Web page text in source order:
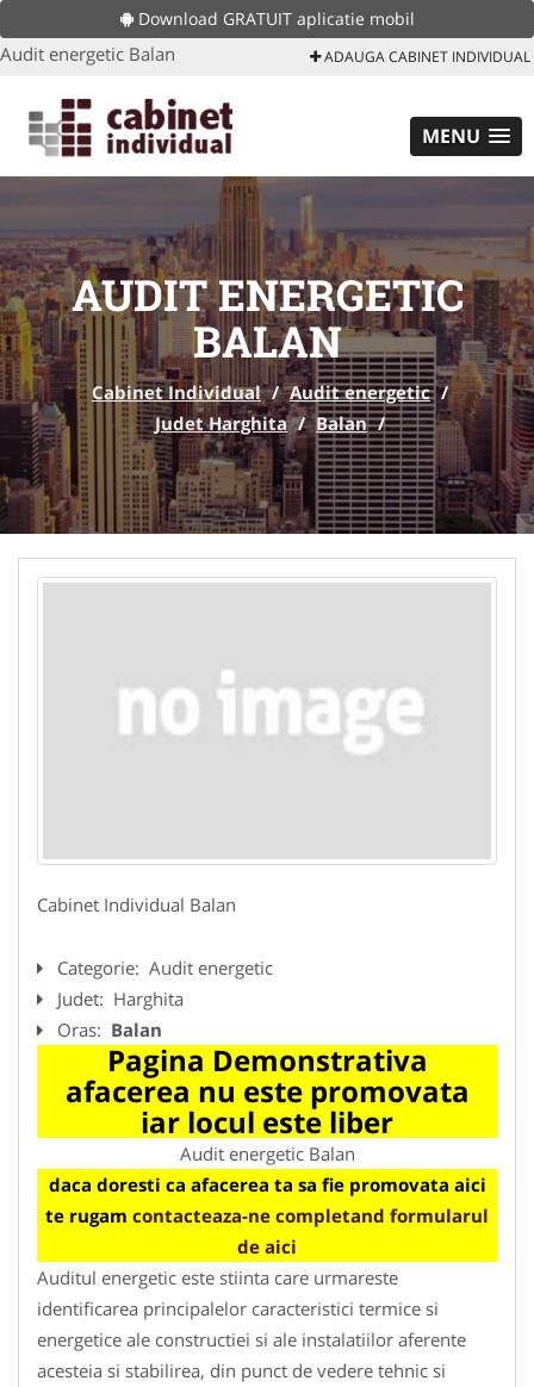
Download GRATUIT aplicatie mobil
Audit energetic Balan ADAUGA CABINET INDIVIDUAL
MENU
AUDIT ENERGETIC
BALAN
Cabinet Individual / Audit energetic /
Judet Harghita / Balan /
Cabinet Individual Balan
Categorie: Audit energetic
Judet: Harghita
Oras: Balan
Pagina Demonstrativa
afacerea nu este promovata
iar locul este liber
Audit energetic Balan
daca doresti ca afacerea ta sa fie promovata aici
te rugam contacteaza-ne completand formularul
de aici
Auditul energetic este stiinta care urmareste
identificarea principalelor caracteristici termice si
energetice ale constructiei si ale instalatiilor aferente
acesteia si stabilirea, din punct de vedere tehnic si